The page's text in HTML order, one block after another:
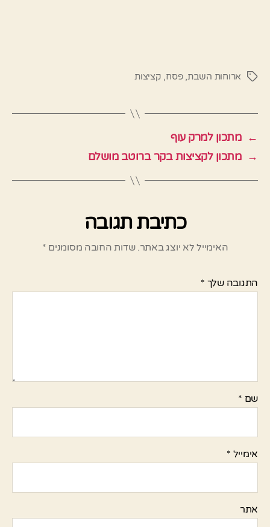
תגיותארוחות השבת,פסח, קציצות
← מתכון למרק עוף
→ מתכון לקציצות בקר ברוטב מושלם
כתיבת תגובה
האימייל לא יוצג באתר. שדות החובה מסומנים *
התגובה שלך *
שם *
אימייל *
אתר